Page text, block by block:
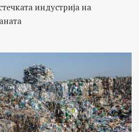
индустрија на